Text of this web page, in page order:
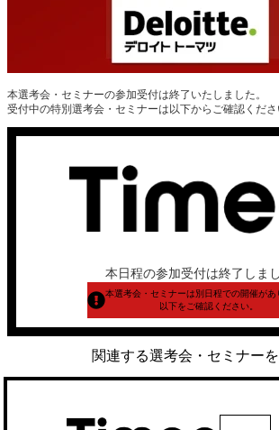
本選考会・セミナーの参加受付は終了いたしました。
受付中の特別選考会・セミナーは以下からご確認くださ
本日程の参加受付は終了しま
本選考会・セミナーは別日程での開催があ
以下をご確認ください。
関連する選考会・セミナー